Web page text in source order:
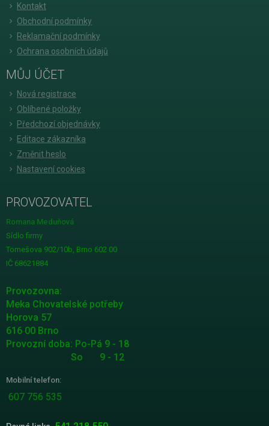
Kontakt
Obchodní podmínky
Reklamační podmínky
Ochrana osobních údajů
MŮJ ÚČET
Nová registrace
Oblíbené položky
Předchozí objednávky
Editace zákazníka
Změnit heslo
Nastavení cookies
PROVOZOVATEL
Romana Meduňová
Sídlo firmy
Tomešova 902/10b, Brno 602 00
IČ 68621884
Provozovna:
Meka Chovatelské potřeby
Horova 57
616 00 Brno
Provozní doba: Po-Pá 9 - 18
So 9 - 12
Mobilní telefon:
607 756 535